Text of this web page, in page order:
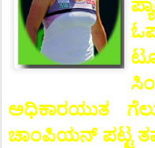
ಅಧಿಕಾರಯುತ
ಚಾಂಪಿಯನ್ ಪಟ್ಟ